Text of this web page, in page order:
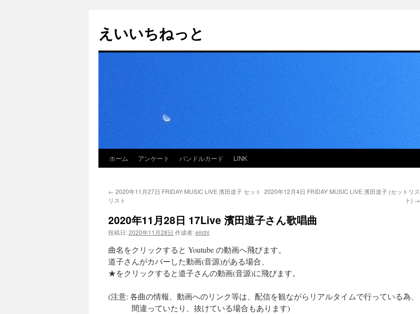
えいいちねっと
ツ
ホーム アンケート バンドルカード LINK
← 2020年11月27日 FRIDAY MUSIC LIVE 濱田道子 セット
リスト
2020年12月4日 FRIDAY MUSIC LIVE 濱田道子 (セットリス
ト) →
2020年11月28日 17Live 濱田道子さん歌唱曲
投稿日:2020年11月28日 作成者:eiichi
曲名をクリックすると Youtube の動画へ飛びます。
道子さんがカバーした動画(音源)がある場合、
★をクリックすると道子さんの動画(音源)に飛びます。
(注意: 各曲の情報、動画へのリンク等は、配信を観ながらリアルタイムで行っている為、
間違っていたり、抜けている場合もあります)